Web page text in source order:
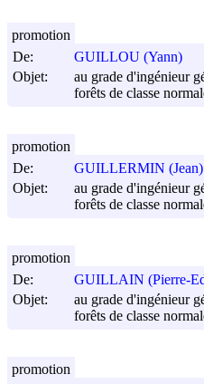
De:
GUILLOU (Yann)
Objet:
au grade d'ingénieur
forêts de classe
promotion
De:
GUILLERMIN (Jean)
Objet:
au grade d'ingénieur
forêts de classe
promotion
De:
GUILLAIN (Pierre-
Objet:
au grade d'ingénieur
forêts de classe
promotion
promotion